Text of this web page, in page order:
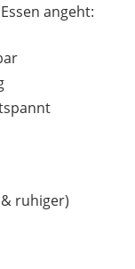
angeht:
ruhiger)